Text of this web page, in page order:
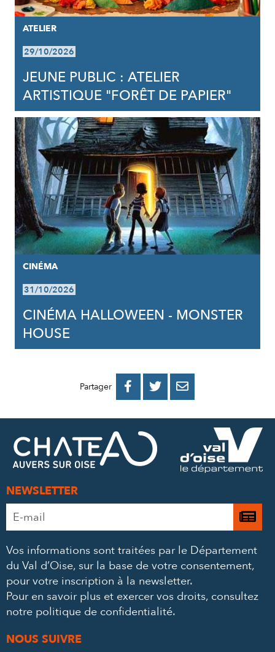
ATELIER
29/10/2026
JEUNE PUBLIC : ATELIER
ARTISTIQUE "FORÊT DE PAPIER"
CINÉMA
31/10/2026
CINÉMA HALLOWEEN - MONSTER
HOUSE
Partager 
PARTAGER
FACEBOOK
PARTAGER
PARTAGER
MAIL
NEWSLETTER
Adresse
e-
*
Je
à
Vos informations sont traitées par le Département
du Val d’Oise, sur la base de votre consentement,
pour votre inscription à la newsletter.
Pour en savoir plus et exercer vos droits, consultez
notre politique de confidentialité.
NOUS SUIVRE